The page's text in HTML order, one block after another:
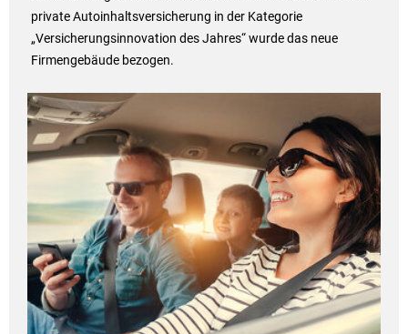
private Autoinhaltsversicherung in der Kategorie
„Versicherungsinnovation des Jahres“ wurde das neue
Firmengebäude bezogen.